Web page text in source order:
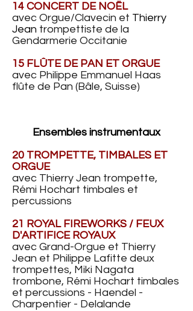
14 CONCERT DE NOËL
avec Orgue/Clavecin et Thierry
Jean trompettiste de la
Gendarmerie Occitanie
15 FLÛTE DE PAN ET ORGUE
avec Philippe Emmanuel Haas
flûte de Pan (Bâle, Suisse)
Ensembles instrumentaux
20 TROMPETTE, TIMBALES ET
ORGUE
avec Thierry Jean trompette,
Rémi Hochart timbales et
percussions
21 ROYAL FIREWORKS / FEUX
D'ARTIFICE ROYAUX
avec Grand-Orgue et Thierry
Jean et Philippe Lafitte deux
trompettes, Miki Nagata
trombone, Rémi Hochart timbales
et percussions - Haendel -
Charpentier - Delalande